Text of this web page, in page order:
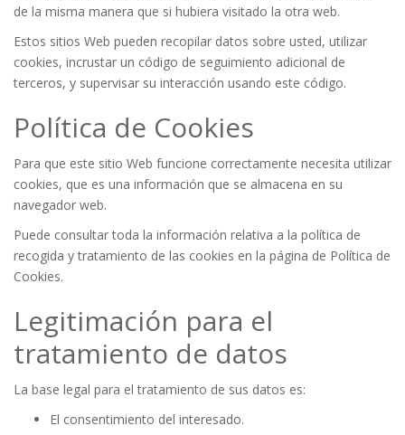
de la misma manera que si hubiera visitado la otra web.
Estos sitios Web pueden recopilar datos sobre usted, utilizar
cookies, incrustar un código de seguimiento adicional de
terceros, y supervisar su interacción usando este código.
Política de Cookies
Para que este sitio Web funcione correctamente necesita utilizar
cookies, que es una información que se almacena en su
navegador web.
Puede consultar toda la información relativa a la política de
recogida y tratamiento de las cookies en la página de Política de
Cookies.
Legitimación para el
tratamiento de datos
La base legal para el tratamiento de sus datos es:
El consentimiento del interesado.